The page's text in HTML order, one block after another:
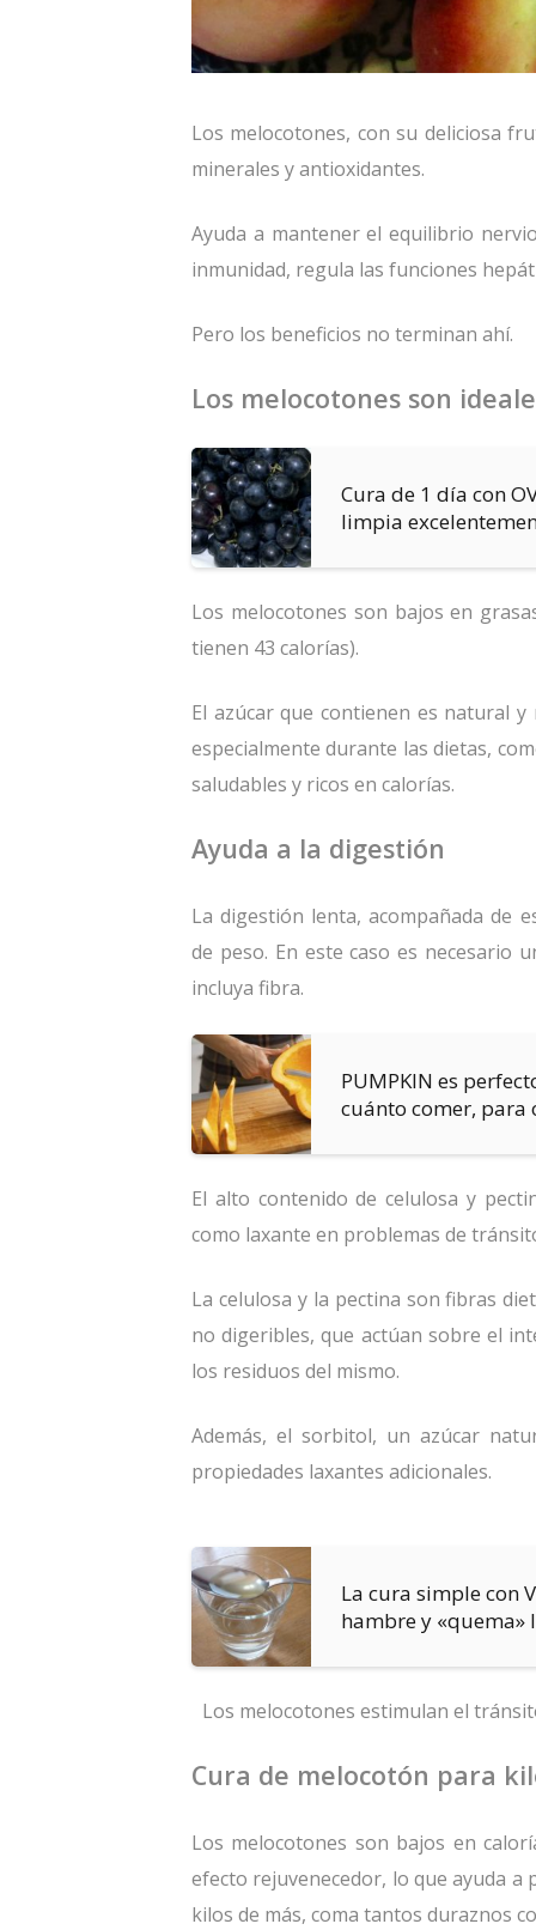
Los melocotones, con su deliciosa
minerales y antioxidantes.
Ayuda a mantener el equilibrio
inmunidad, regula las funciones
Pero los beneficios no terminan ahí.
Los melocotones son
Cura de 1 día con
limpia
Los melocotones son bajos en
tienen 43 calorías).
El azúcar que contienen es natural
especialmente durante las dietas,
saludables y ricos en calorías.
Ayuda a la digestión
La digestión lenta, acompañada de
de peso. En este caso es necesario
incluya fibra.
PUMPKIN es
cuánto comer, para
El alto contenido de celulosa y
como laxante en problemas de
La celulosa y la pectina son fibras
no digeribles, que actúan sobre el
los residuos del mismo.
Además, el sorbitol, un azúcar
propiedades laxantes adicionales.
La cura simple con
hambre y «quema»
Los melocotones estimulan el
Cura de melocotón para
Los melocotones son bajos en
efecto rejuvenecedor, lo que ayuda a
kilos de más, coma tantos duraznos